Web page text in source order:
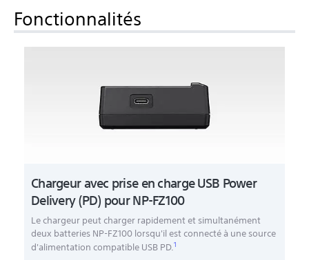
Fonctionnalités
Chargeur avec prise en charge USB Power
Delivery (PD) pour NP-FZ100
Le chargeur peut charger rapidement et simultanément
deux batteries NP-FZ100 lorsqu'il est connecté à une source
d'alimentation compatible USB PD.1